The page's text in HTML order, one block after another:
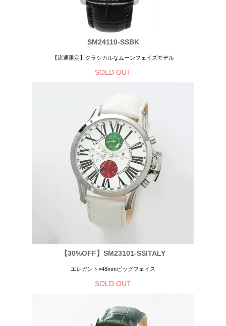
SM24110-SSBK
【流通限定】クラシカルなムーンフェイズモデル
SOLD OUT
【30%OFF】SM23101-SSITALY
エレガント×48mmビッグフェイス
SOLD OUT